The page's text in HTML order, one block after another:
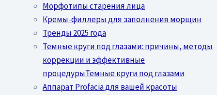
Морфотипы старения лица
Кремы-филлеры для заполнения морщин
Тренды 2025 года
Темные круги под глазами: причины, методы
коррекции и эффективные
процедурыТемные круги под глазами
Аппарат Profacia для вашей красоты